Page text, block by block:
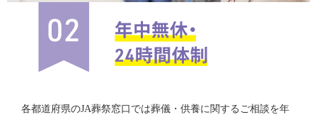
各都道府県のJA葬祭窓口では葬儀・供養に関するご相談を年